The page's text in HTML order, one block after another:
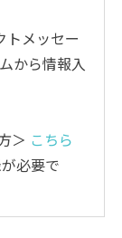
メッセー
から情報入
＞ こちら
必要で